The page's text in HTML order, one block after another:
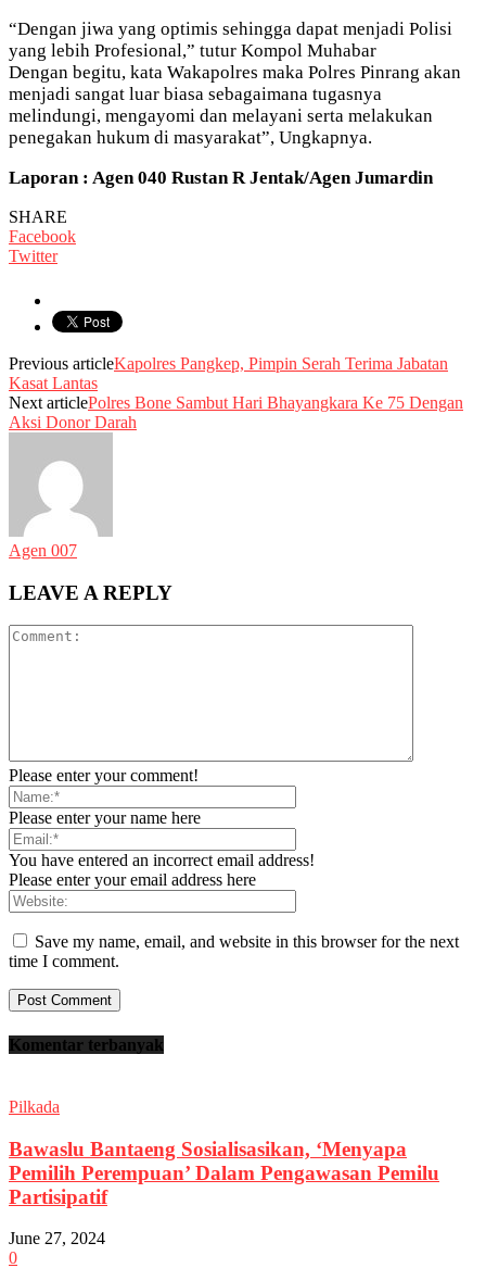
“Dengan jiwa yang optimis sehingga dapat menjadi Polisi
yang lebih Profesional,” tutur Kompol Muhabar
Dengan begitu, kata Wakapolres maka Polres Pinrang akan
menjadi sangat luar biasa sebagaimana tugasnya
melindungi, mengayomi dan melayani serta melakukan
penegakan hukum di masyarakat”, Ungkapnya.
Laporan : Agen 040 Rustan R Jentak/Agen Jumardin
SHARE
Facebook
Twitter
Previous articleKapolres Pangkep, Pimpin Serah Terima Jabatan
Kasat Lantas
Next articlePolres Bone Sambut Hari Bhayangkara Ke 75 Dengan
Aksi Donor Darah
Agen 007
LEAVE A REPLY
Please enter your comment!
Please enter your name here
You have entered an incorrect email address!
Please enter your email address here
Save my name, email, and website in this browser for the next
time I comment.
Komentar terbanyak
Pilkada
Bawaslu Bantaeng Sosialisasikan, ‘Menyapa
Pemilih Perempuan’ Dalam Pengawasan Pemilu
Partisipatif
June 27, 2024
0